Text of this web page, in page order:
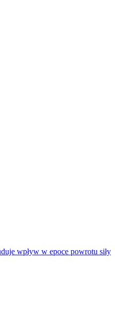
wpływ w epoce powrotu siły